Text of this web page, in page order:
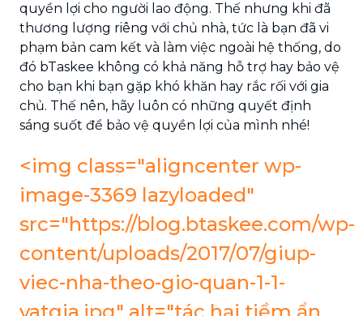
quyền lợi cho người lao động. Thế nhưng khi đã
thương lượng riêng với chủ nhà, tức là bạn đã vi
phạm bản cam kết và làm việc ngoài hệ thống, do
đó bTaskee không có khả năng hỗ trợ hay bảo vệ
cho bạn khi bạn gặp khó khăn hay rắc rối với gia
chủ. Thế nên, hãy luôn có những quyết định
sáng suốt để bảo vệ quyền lợi của mình nhé!
<img class="aligncenter wp-
image-3369 lazyloaded"
src="https://blog.btaskee.com/wp-
content/uploads/2017/07/giup-
viec-nha-theo-gio-quan-1-1-